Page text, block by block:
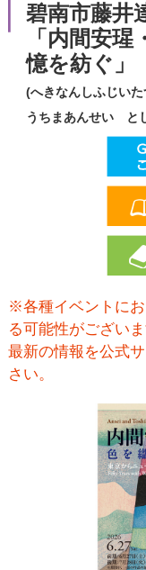
碧南市藤井
「内間安
憶を紡ぐ」
(へきなんしふじい
うちまあんせい と
※各種イベントに
る可能性がございま
最新の情報を公式
さい。